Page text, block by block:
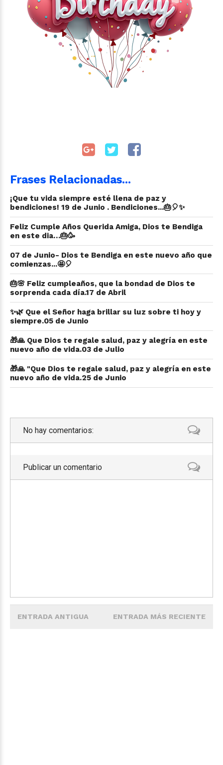
Frases Relacionadas...
¡Que tu vida siempre esté llena de paz y
bendiciones! 19 de Junio . Bendiciones...🎂🎈✨
Feliz Cumple Años Querida Amiga, Dios te Bendiga
en este dia…🎂🥳
07 de Junio- Dios te Bendiga en este nuevo año que
comienzas...🤩🎈
🎂🌸 Feliz cumpleaños, que la bondad de Dios te
sorprenda cada día.17 de Abril
✨🌿 Que el Señor haga brillar su luz sobre ti hoy y
siempre.05 de Junio
🎁🙏 Que Dios te regale salud, paz y alegría en este
nuevo año de vida.03 de Julio
🎁🙏 "Que Dios te regale salud, paz y alegría en este
nuevo año de vida.25 de Junio
No hay comentarios:
Publicar un comentario
ENTRADA MÁS RECIENTE
ENTRADA ANTIGUA